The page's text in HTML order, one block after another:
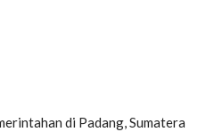
di Padang, Sumatera